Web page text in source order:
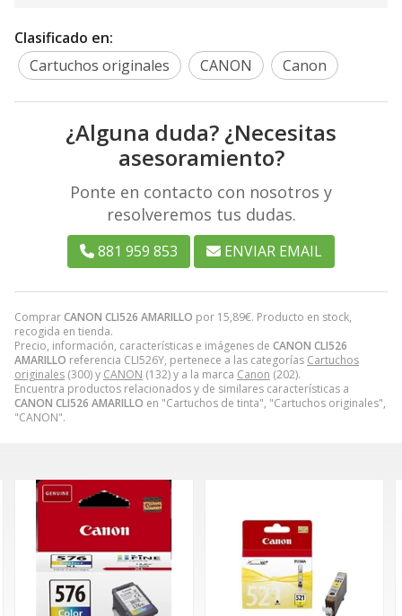
ComprarCANON CLI526 AMARILLO por 15,89€. Producto en stock,
recogida en tienda.
Precio, información, características e imágenes de CANON CLI526
AMARILLO referencia CLI526Y, pertenece a las categorías Cartuchos
originales (300) y CANON (132) y a la marca Canon (202).
Encuentra productos relacionados y de similares características a
CANON CLI526 AMARILLO en "Cartuchos de tinta", "Cartuchos originales",
"CANON".
Clasificado en:
Cartuchos originales
CANON Canon
¿Alguna duda? ¿Necesitas
asesoramiento?
Ponte en contacto con nosotros y
resolveremos tus dudas.
881 959 853 ENVIAR EMAIL